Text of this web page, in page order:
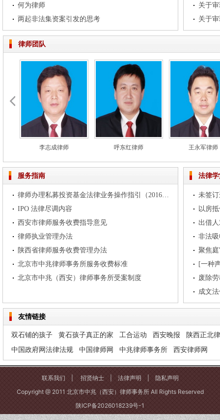
何为律师
两起非法集资案引发的思考
律师团队
李志成律师 呼东红律师 王永军律师
服务指南
律师办理私募投资基金法律业务操作指引（2016试行）
IPO 法律尽调内容
西安市律师服务收费指导意见
律师执业管理办法
陕西省律师服务收费管理办法
北京市中兆律师事务所服务收费标准
北京市中兆（西安）律师事务所受案制度
法律
未签
出借
非法
聚焦
废除
成文
友情链接
双石铺的孩子 黄石孩子真正的家 工合运动 西安晚报
陕西正北
中国政府网法律法规
中国律师网 中兆律师事务所 西安律师网
联系我们 招贤纳士| 法律声明
隐私声明
Copyright @ 2011 北京市中兆（西安）律师事务所 All Rights Reserved
陕ICP备2026018239号-1